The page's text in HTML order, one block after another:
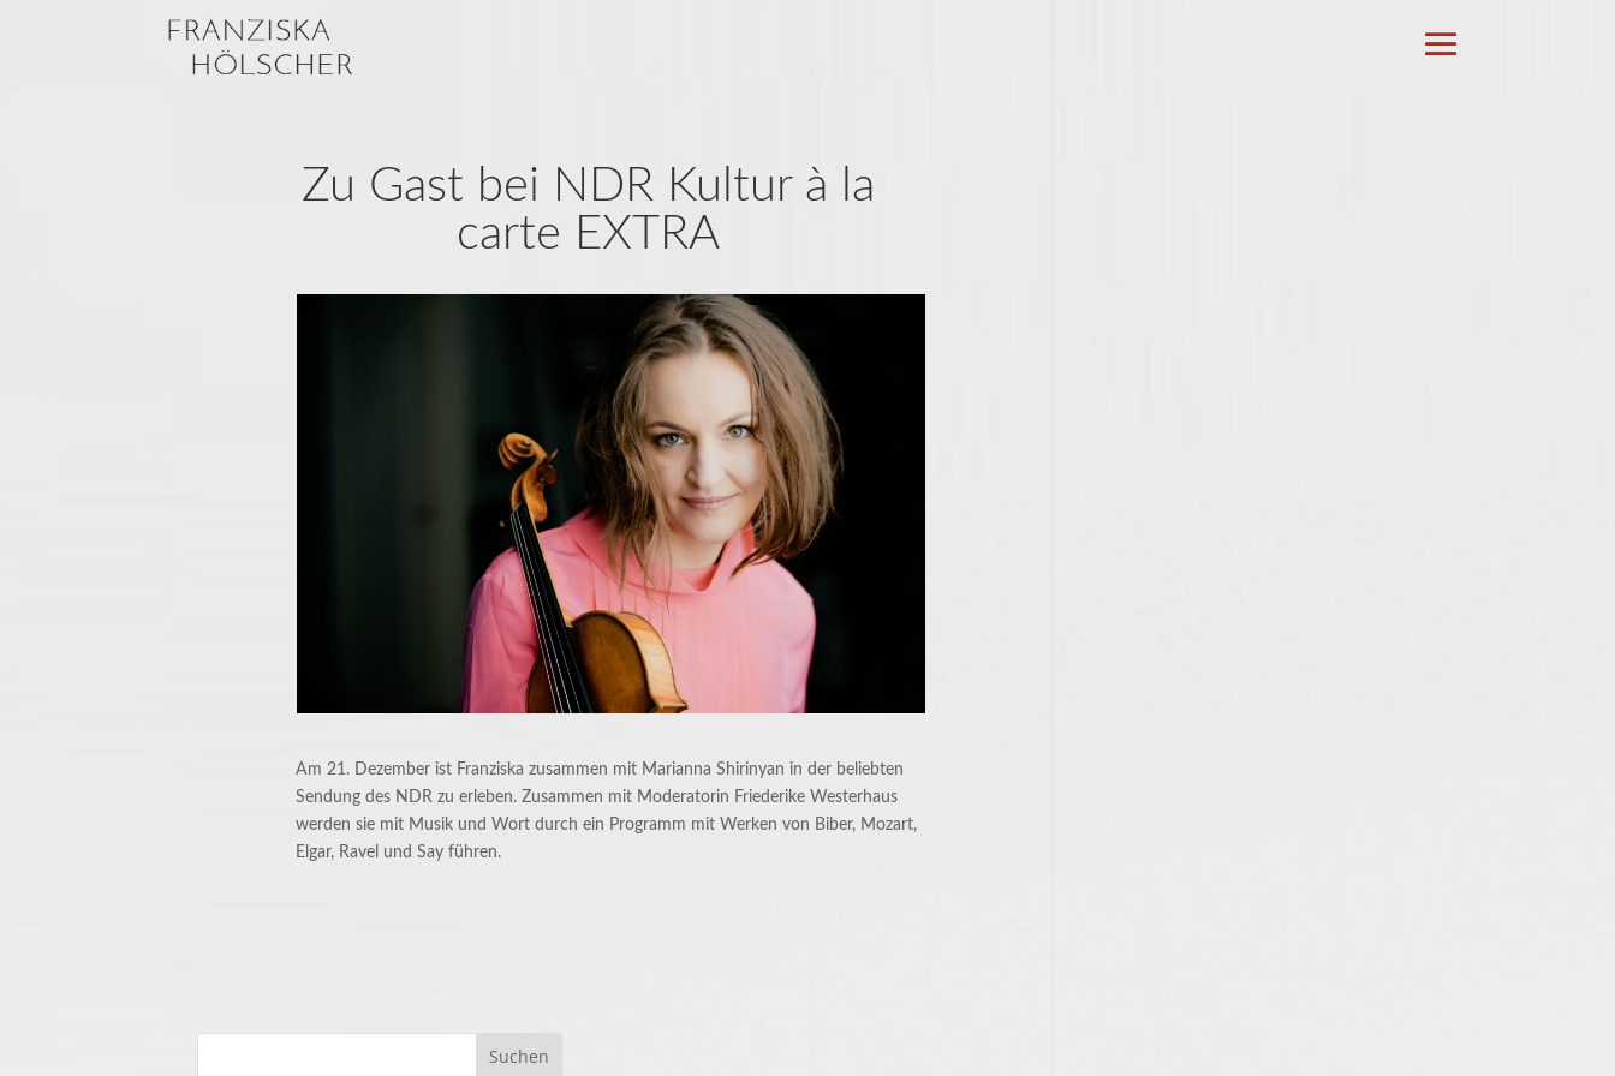
Zu Gast bei NDR Kultur à la
carte EXTRA
Am 21. Dezember ist Franziska zusammen mit Marianna Shirinyan in der beliebten
Sendung des NDR zu erleben. Zusammen mit Moderatorin Friederike Westerhaus
werden sie mit Musik und Wort durch ein Programm mit Werken von Biber, Mozart,
Elgar, Ravel und Say führen.